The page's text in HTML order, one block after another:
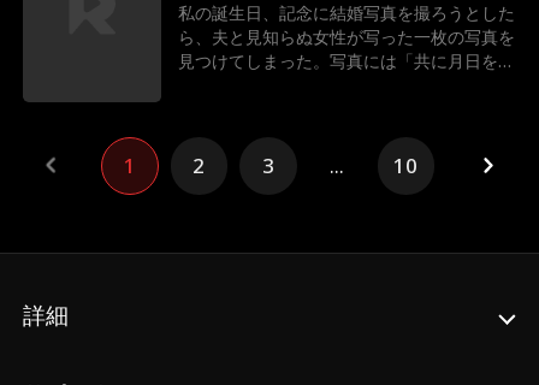
私の誕生日、記念に結婚写真を撮ろうとした
ら、夫と見知らぬ女性が写った一枚の写真を
見つけてしまった。写真には「共に月日を振
と入籍していたのだ！
1 2 3 ... 10
詳細